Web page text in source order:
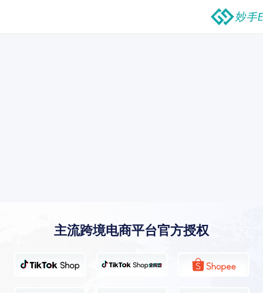
主流跨境电商平台官方授权